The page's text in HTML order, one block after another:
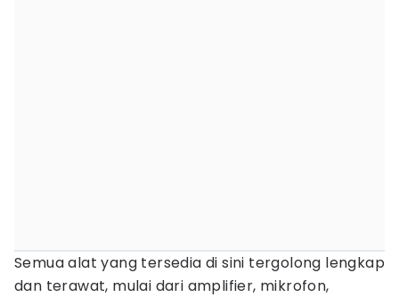
Semua alat yang tersedia di sini tergolong lengkap
dan terawat, mulai dari amplifier, mikrofon,